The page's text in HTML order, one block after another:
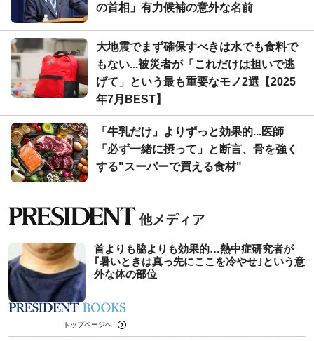
の首相」有力候補の意外な名前
大地震でまず確保すべきは水でも食料で
もない...被災者が「これだけは担いで逃
げて」という最も重要なモノ2選【2025
年7月BEST】
「牛乳だけ」よりずっと効果的...医師
「必ず一緒に摂って」と断言、骨を強く
する"スーパーで買える食材"
首よりも脇よりも効果的…熱中症研究者が
｢暑いときは真っ先にここを冷やせ｣という意
外な体の部位
トップページへ